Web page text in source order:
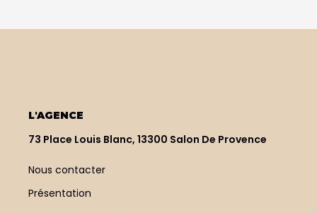
L'AGENCE
73 Place Louis Blanc, 13300 Salon De Provence
Nous contacter
Présentation